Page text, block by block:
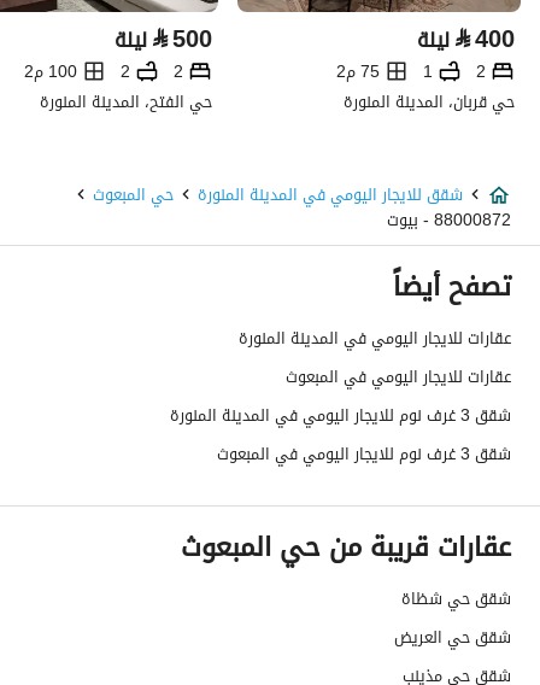
⃁400 ليلة
2
1
75 م2
حي قربان، المدينة المنورة
⃁500 ليلة
2
2
100 م2
حي الفتح، المدينة المنورة
شقق للايجار اليومي في المدينة المنورة حي المبعوث
88000872 - بيوت
تصفح أيضاً
عقارات للايجار اليومي في المدينة المنورة
عقارات للايجار اليومي في المبعوث
شقق 3 غرف نوم للايجار اليومي في المدينة المنورة
شقق 3 غرف نوم للايجار اليومي في المبعوث
عقارات قريبة من حي المبعوث
شقق حي شظاة
شقق حي العريض
شقق حي مذينب